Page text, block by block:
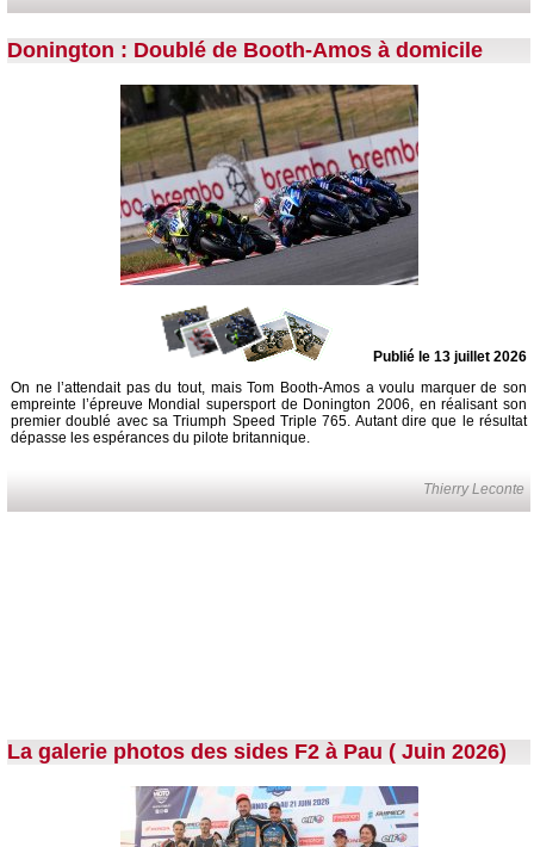
Donington : Doublé de Booth-Amos à domicile
Publié le 13 juillet 2026
On ne l’attendait pas du tout, mais Tom Booth-Amos a voulu marquer de son
empreinte l’épreuve Mondial supersport de Donington 2006, en réalisant son
premier doublé avec sa Triumph Speed Triple 765. Autant dire que le résultat
dépasse les espérances du pilote britannique.
Thierry Leconte
La galerie photos des sides F2 à Pau ( Juin 2026)